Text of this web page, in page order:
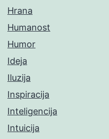
Hrana
Humanost
Humor
Ideja
Iluzija
Inspiracija
Inteligencija
Intuicija